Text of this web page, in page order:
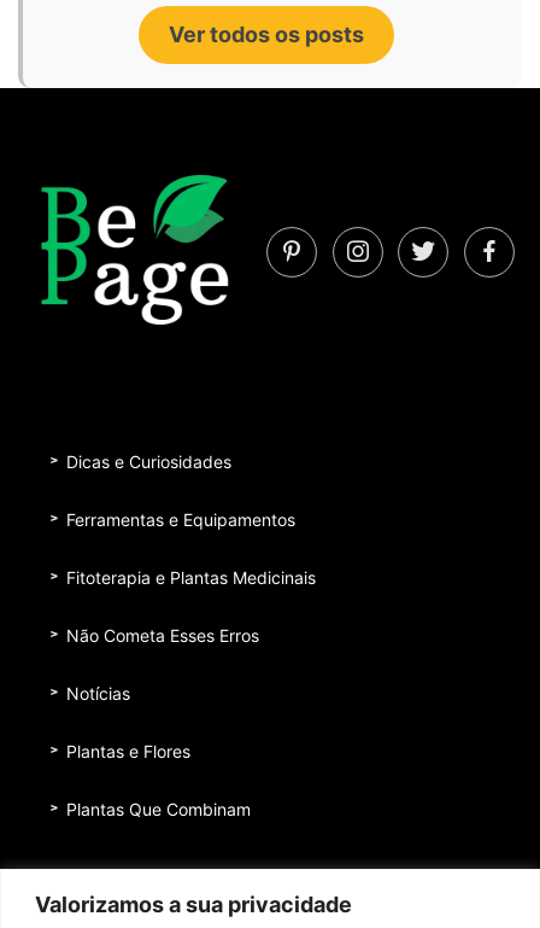
Valorizamos a sua privacidade
Ver todos os posts
Dicas e Curiosidades
Ferramentas e Equipamentos
Fitoterapia e Plantas Medicinais
Não Cometa Esses Erros
Notícias
Plantas e Flores
Plantas Que Combinam